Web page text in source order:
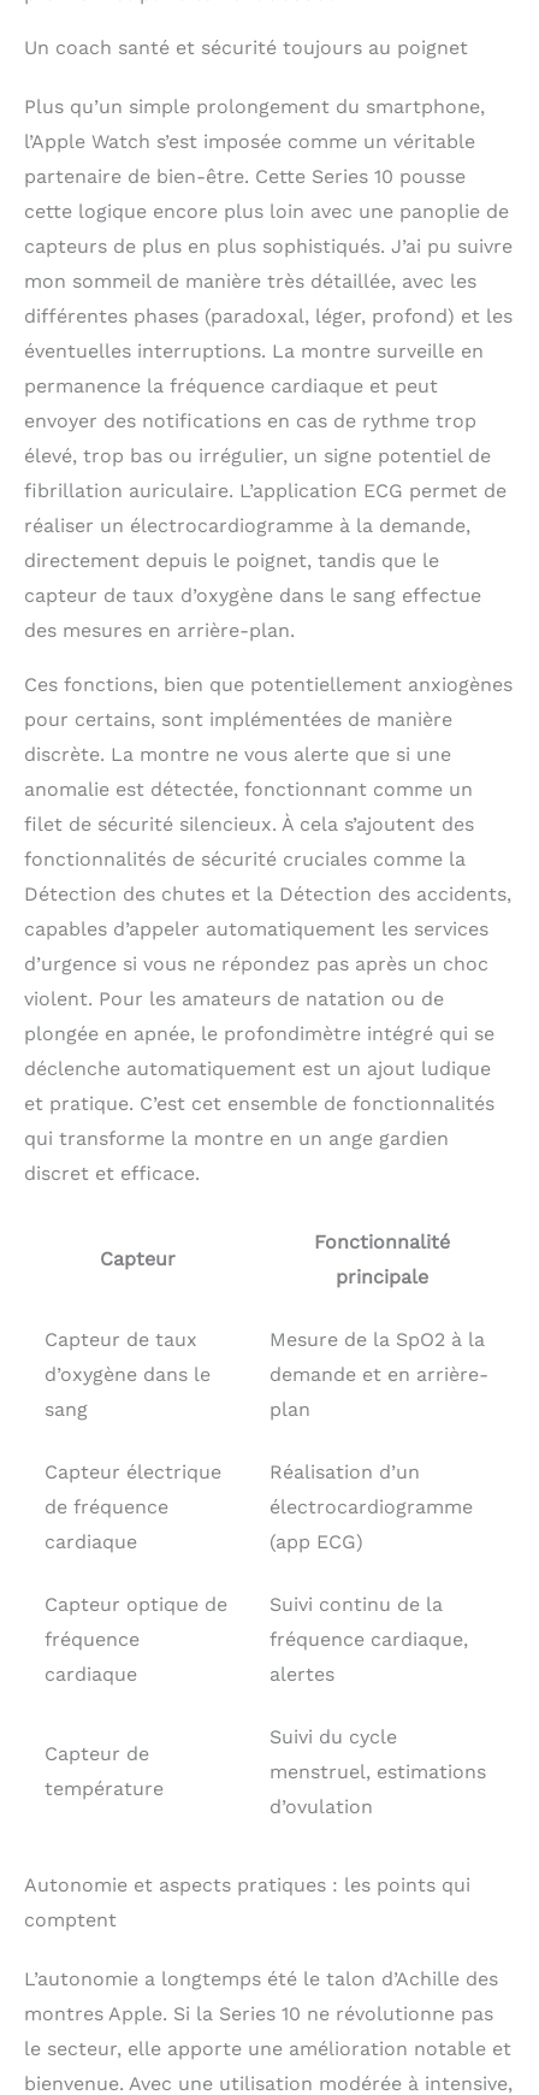
de protection IP6X).
Résistance à l’eau
NEUTRALITÉ CARBONE
– L’Apple Watch Series
carbone lorsqu’elle est
associée à certains
bracelets. Consultez
en savoir plus sur
l’engagement d’Apple en
faveur de
COMPATIBLE, TOUT
SIMPLEMENT – Elle
problème avec vos
appareils et services
Apple*. Déverrouillez
automatiquement votre
Mac. Avec la
fonctionnalité
Localisation précise
prise en charge sur
d’iPhone, consultez la
distance approximative
et la direction dans
laquelle se trouve votre
iPhone*. Payez avec
Apple Pay. FACILE À
des bracelets dans
toute une variété de
styles, de matériaux et
cadrans entièrement
personnalisables, vous
pouvez adapter votre
montre à votre humeur
ou au moment de la
journée. * MENTIONS
résumé des
Un coach santé et sécurité toujours au poignet
Plus qu’un simple prolongement du smartphone,
l’Apple Watch s’est imposée comme un véritable
partenaire de bien-être. Cette Series 10 pousse
cette logique encore plus loin avec une panoplie de
capteurs de plus en plus sophistiqués. J’ai pu suivre
mon sommeil de manière très détaillée, avec les
différentes phases (paradoxal, léger, profond) et les
éventuelles interruptions. La montre surveille en
permanence la fréquence cardiaque et peut
envoyer des notifications en cas de rythme trop
élevé, trop bas ou irrégulier, un signe potentiel de
fibrillation auriculaire. L’application ECG permet de
réaliser un électrocardiogramme à la demande,
directement depuis le poignet, tandis que le
capteur de taux d’oxygène dans le sang effectue
des mesures en arrière-plan.
Ces fonctions, bien que potentiellement anxiogènes
pour certains, sont implémentées de manière
discrète. La montre ne vous alerte que si une
anomalie est détectée, fonctionnant comme un
filet de sécurité silencieux. À cela s’ajoutent des
fonctionnalités de sécurité cruciales comme la
Détection des chutes et la Détection des accidents,
capables d’appeler automatiquement les services
d’urgence si vous ne répondez pas après un choc
violent. Pour les amateurs de natation ou de
plongée en apnée, le profondimètre intégré qui se
déclenche automatiquement est un ajout ludique
et pratique. C’est cet ensemble de fonctionnalités
qui transforme la montre en un ange gardien
discret et efficace.
Capteur
Fonctionnalité
principale
Capteur de taux
d’oxygène dans le
sang
Mesure de la SpO2 à la
demande et en arrière-
plan
Capteur électrique
de fréquence
cardiaque
Réalisation d’un
électrocardiogramme
(app ECG)
Capteur optique de
fréquence
cardiaque
Suivi continu de la
fréquence cardiaque,
alertes
Capteur de
température
Suivi du cycle
menstruel, estimations
d’ovulation
Autonomie et aspects pratiques : les points qui
comptent
L’autonomie a longtemps été le talon d’Achille des
montres Apple. Si la Series 10 ne révolutionne pas
le secteur, elle apporte une amélioration notable et
bienvenue. Avec une utilisation modérée à intensive,